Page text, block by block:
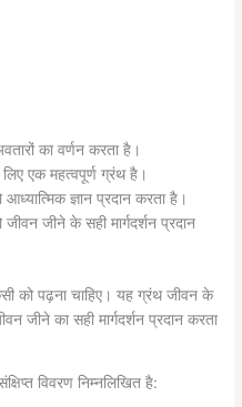
का वर्णन करता है।
एक महत्वपूर्ण ग्रंथ है।
ज्ञान प्रदान करता है।
जीने के सही मार्गदर्शन प्रदान
को पढ़ना चाहिए। यह ग्रंथ जीवन के
जीने का सही मार्गदर्शन प्रदान करता
विवरण निम्नलिखित है: